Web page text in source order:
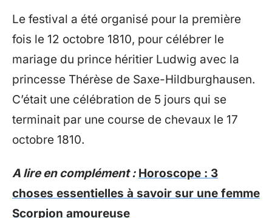
Le festival a été organisé pour la première
fois le 12 octobre 1810, pour célébrer le
mariage du prince héritier Ludwig avec la
princesse Thérèse de Saxe-Hildburghausen.
C’était une célébration de 5 jours qui se
terminait par une course de chevaux le 17
octobre 1810.
A lire en complément : Horoscope : 3
choses essentielles à savoir sur une femme
Scorpion amoureuse